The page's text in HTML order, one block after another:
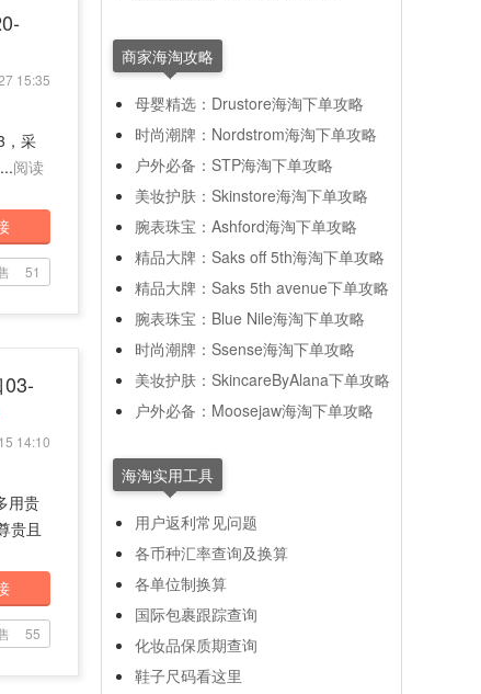
15:35
，采
阅读
51
14:10
用贵
贵且
55
商家海淘攻略
母婴精选：Drustore海淘下单攻略
时尚潮牌：Nordstrom海淘下单攻略
户外必备：STP海淘下单攻略
美妆护肤：Skinstore海淘下单攻略
腕表珠宝：Ashford海淘下单攻略
精品大牌：Saks off 5th海淘下单攻略
精品大牌：Saks 5th avenue下单攻略
腕表珠宝：Blue Nile海淘下单攻略
时尚潮牌：Ssense海淘下单攻略
美妆护肤：SkincareByAlana下单攻略
户外必备：Moosejaw海淘下单攻略
海淘实用工具
用户返利常见问题
各币种汇率查询及换算
各单位制换算
国际包裹跟踪查询
化妆品保质期查询
鞋子尺码看这里